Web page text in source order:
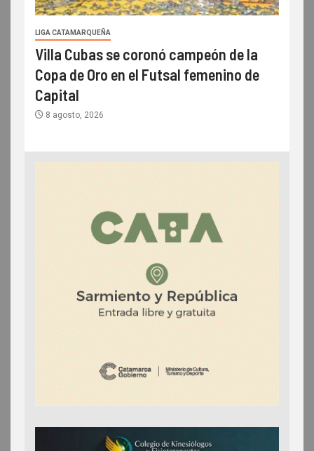
LIGA CATAMARQUEÑA
Villa Cubas se coronó campeón de la
Copa de Oro en el Futsal femenino de
Capital
8 agosto, 2026